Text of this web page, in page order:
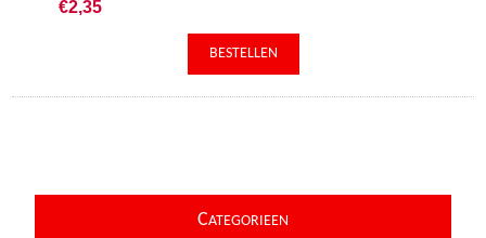
€2,35
CATEGORIEEN